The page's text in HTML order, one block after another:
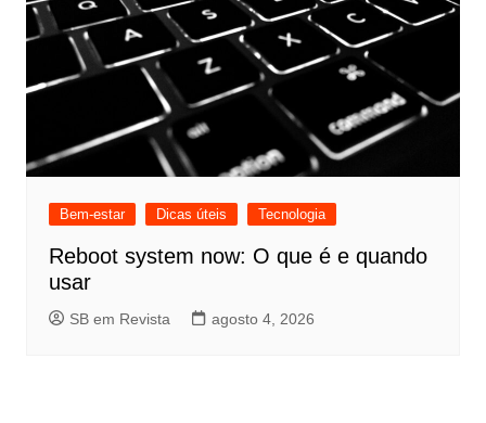
Bem-estar Dicas úteis Tecnologia
Reboot system now: O que é e quando
usar
SB em Revista agosto 4, 2026